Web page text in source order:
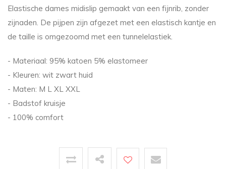
Elastische dames midislip gemaakt van een fijnrib, zonder
zijnaden. De pijpen zijn afgezet met een elastisch kantje en
de taille is omgezoomd met een tunnelelastiek.
- Materiaal: 95% katoen 5% elastomeer
- Kleuren: wit zwart huid
- Maten: M L XL XXL
- Badstof kruisje
- 100% comfort